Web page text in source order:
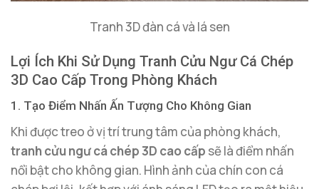
Tranh 3D đàn cá và lá sen
Lợi Ích Khi Sử Dụng Tranh Cửu Ngư Cá Chép
3D Cao Cấp Trong Phòng Khách
1. Tạo Điểm Nhấn Ấn Tượng Cho Không Gian
Khi được treo ở vị trí trung tâm của phòng khách,
tranh cửu ngư cá chép 3D cao cấp sẽ là điểm nhấn
nổi bật cho không gian. Hình ảnh của chín con cá